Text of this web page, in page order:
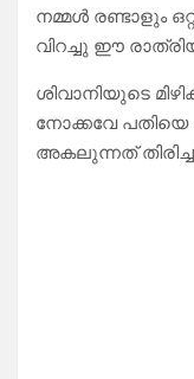
നമ്മൾ രണ്ടാളും
വിറച്ചു ഈ
ശിവാനിയുടെ
നോക്കവേ പതിയെ
അകലുന്നത്